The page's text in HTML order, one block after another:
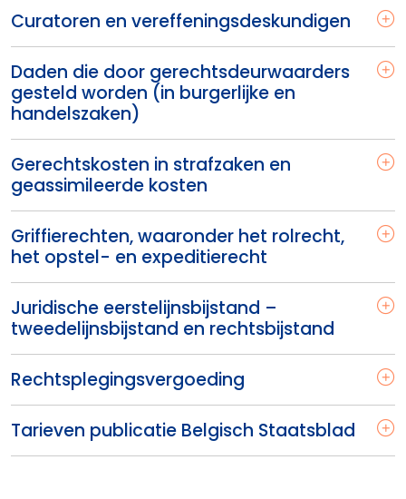
Curatoren en vereffeningsdeskundigen
Daden die door gerechtsdeurwaarders
gesteld worden (in burgerlijke en
handelszaken)
Gerechtskosten in strafzaken en
geassimileerde kosten
Griffierechten, waaronder het rolrecht,
het opstel- en expeditierecht
Juridische eerstelijnsbijstand –
tweedelijnsbijstand en rechtsbijstand
Rechtsplegingsvergoeding
Tarieven publicatie Belgisch Staatsblad